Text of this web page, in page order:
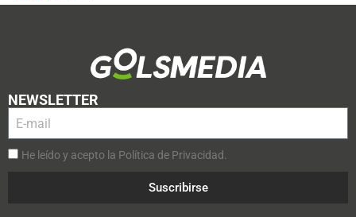
NEWSLETTER
He leído y acepto la Política de Privacidad.
Suscribirse